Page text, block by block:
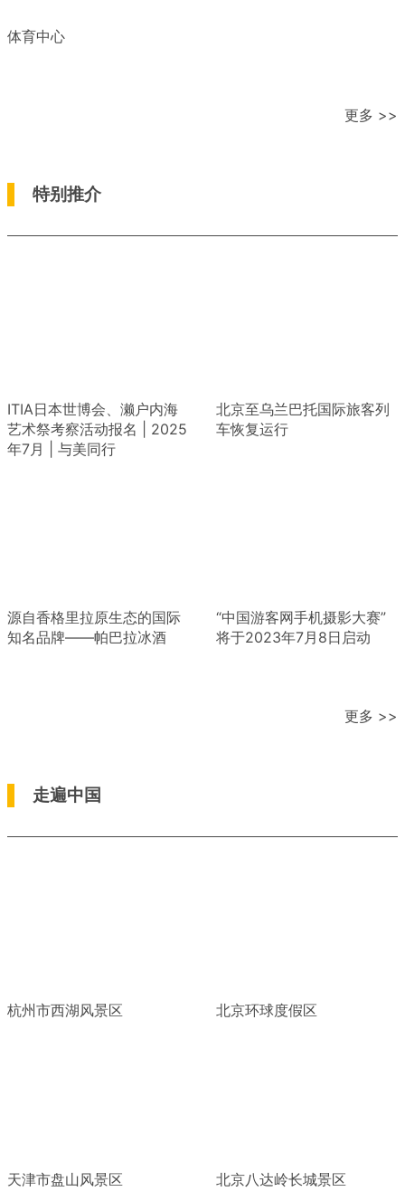
体育中心
更多 >>
特别推介
ITIA日本世博会、濑户内海
艺术祭考察活动报名 | 2025
年7月 | 与美同行
北京至乌兰巴托国际旅客列
车恢复运行
源自香格里拉原生态的国际
知名品牌——帕巴拉冰酒
“中国游客网手机摄影大赛”
将于2023年7月8日启动
更多 >>
走遍中国
杭州市西湖风景区 北京环球度假区
天津市盘山风景区 北京八达岭长城景区